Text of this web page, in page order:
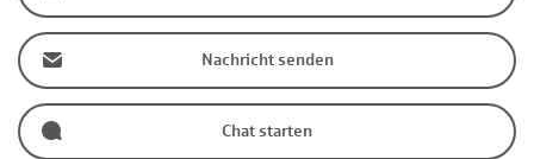
Nachricht senden
Chat starten